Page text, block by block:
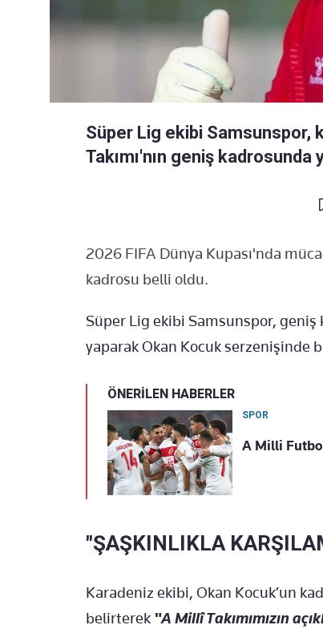
Süper Lig ekibi Samsunspor,
Takımı'nın geniş
2026 FIFA Dünya Kupası'nda
kadrosu belli oldu.
Süper Lig ekibi Samsunspor, geniş
yaparak Okan Kocuk serzenişinde
ÖNERİLEN HABERLER
SPOR
A Milli Futbol
"ŞAŞKINLIKLA
Karadeniz ekibi, Okan Kocuk’un
belirterek "A Millî Takımımızın